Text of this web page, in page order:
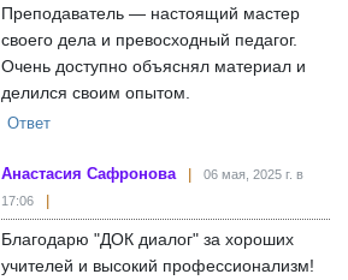
Преподаватель — настоящий мастер
своего дела и превосходный педагог.
Очень доступно объяснял материал и
делился своим опытом.
Ответ
Анастасия Сафронова
06 мая, 2025 г. в
17:06
Благодарю "ДОК диалог" за хороших
учителей и высокий профессионализм!